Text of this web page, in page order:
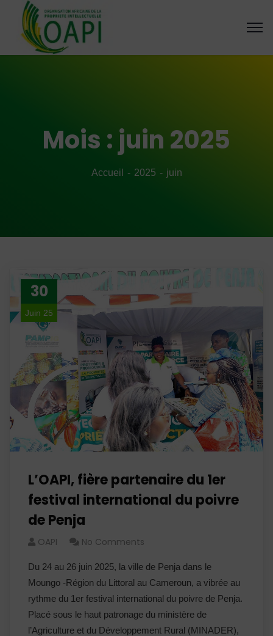
Mois : juin 2025
Accueil 2025 juin
30
Juin 25
L’OAPI, fière partenaire du 1er
festival international du poivre
de Penja
OAPI No Comments
Du 24 au 26 juin 2025, la ville de Penja dans le
Moungo -Région du Littoral au Cameroun, a vibrée au
rythme du 1er festival international du poivre de Penja.
Placé sous le haut patronage du ministère de
l’Agriculture et du Développement Rural (MINADER),